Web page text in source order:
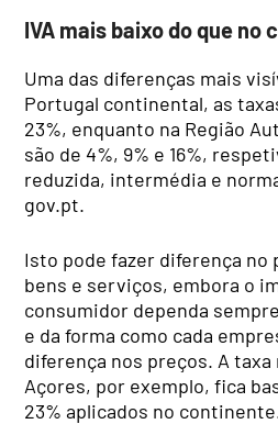
IVA mais baixo do que no
Uma das diferenças mais
Portugal continental, as
23%, enquanto na Região
são de 4%, 9% e 16%,
reduzida, intermédia e
gov.pt.
Isto pode fazer diferença no
bens e serviços, embora o
consumidor dependa
e da forma como cada
diferença nos preços. A taxa
Açores, por exemplo, fica
23% aplicados no